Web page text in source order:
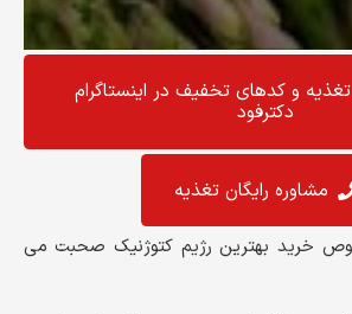
و کد‌های تخفیف در اینستاگرام
دکترفود
مشاوره رایگان تغذیه
خرید بهترین رژیم کتوژنیک صحبت می